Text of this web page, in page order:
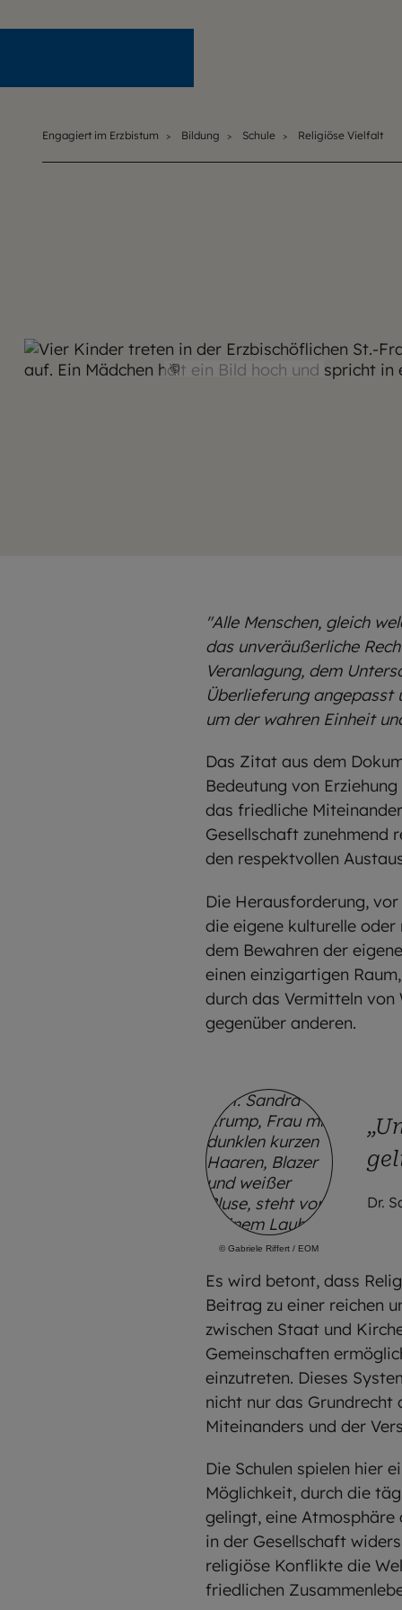
Engagiert im Erzbistum Bildung Schule Religiöse Vielfalt
© Lennart Preiss / EOM
"Alle Menschen, gleich
das unveräußerliche
Veranlagung, dem
Überlieferung
um der wahren Einheit
Das Zitat aus dem
Bedeutung von
das friedliche
Gesellschaft zunehmend
den respektvollen
Die Herausforderung,
die eigene kulturelle
dem Bewahren der
einen einzigartigen
durch das Vermitteln von
gegenüber anderen.
© Gabriele Riffert / EOM
Dr.
Es wird betont, dass
Beitrag zu einer reichen
zwischen Staat und
Gemeinschaften
einzutreten. Dieses
nicht nur das
Miteinanders und der
Die Schulen spielen hier
Möglichkeit, durch die
gelingt, eine Atmosphäre
in der Gesellschaft
religiöse Konflikte die
friedlichen